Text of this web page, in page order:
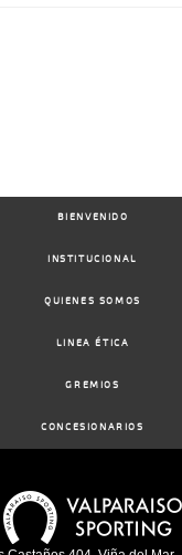
BIENVENIDO
INSTITUCIONAL
QUIENES SOMOS
LINEA ÉTICA
GREMIOS
CONCESIONARIOS